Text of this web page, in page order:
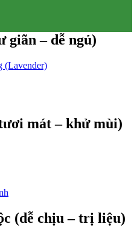
giãn – dễ ngủ)
(Lavender)
mát – khử mùi)
(dễ chịu – trị liệu)